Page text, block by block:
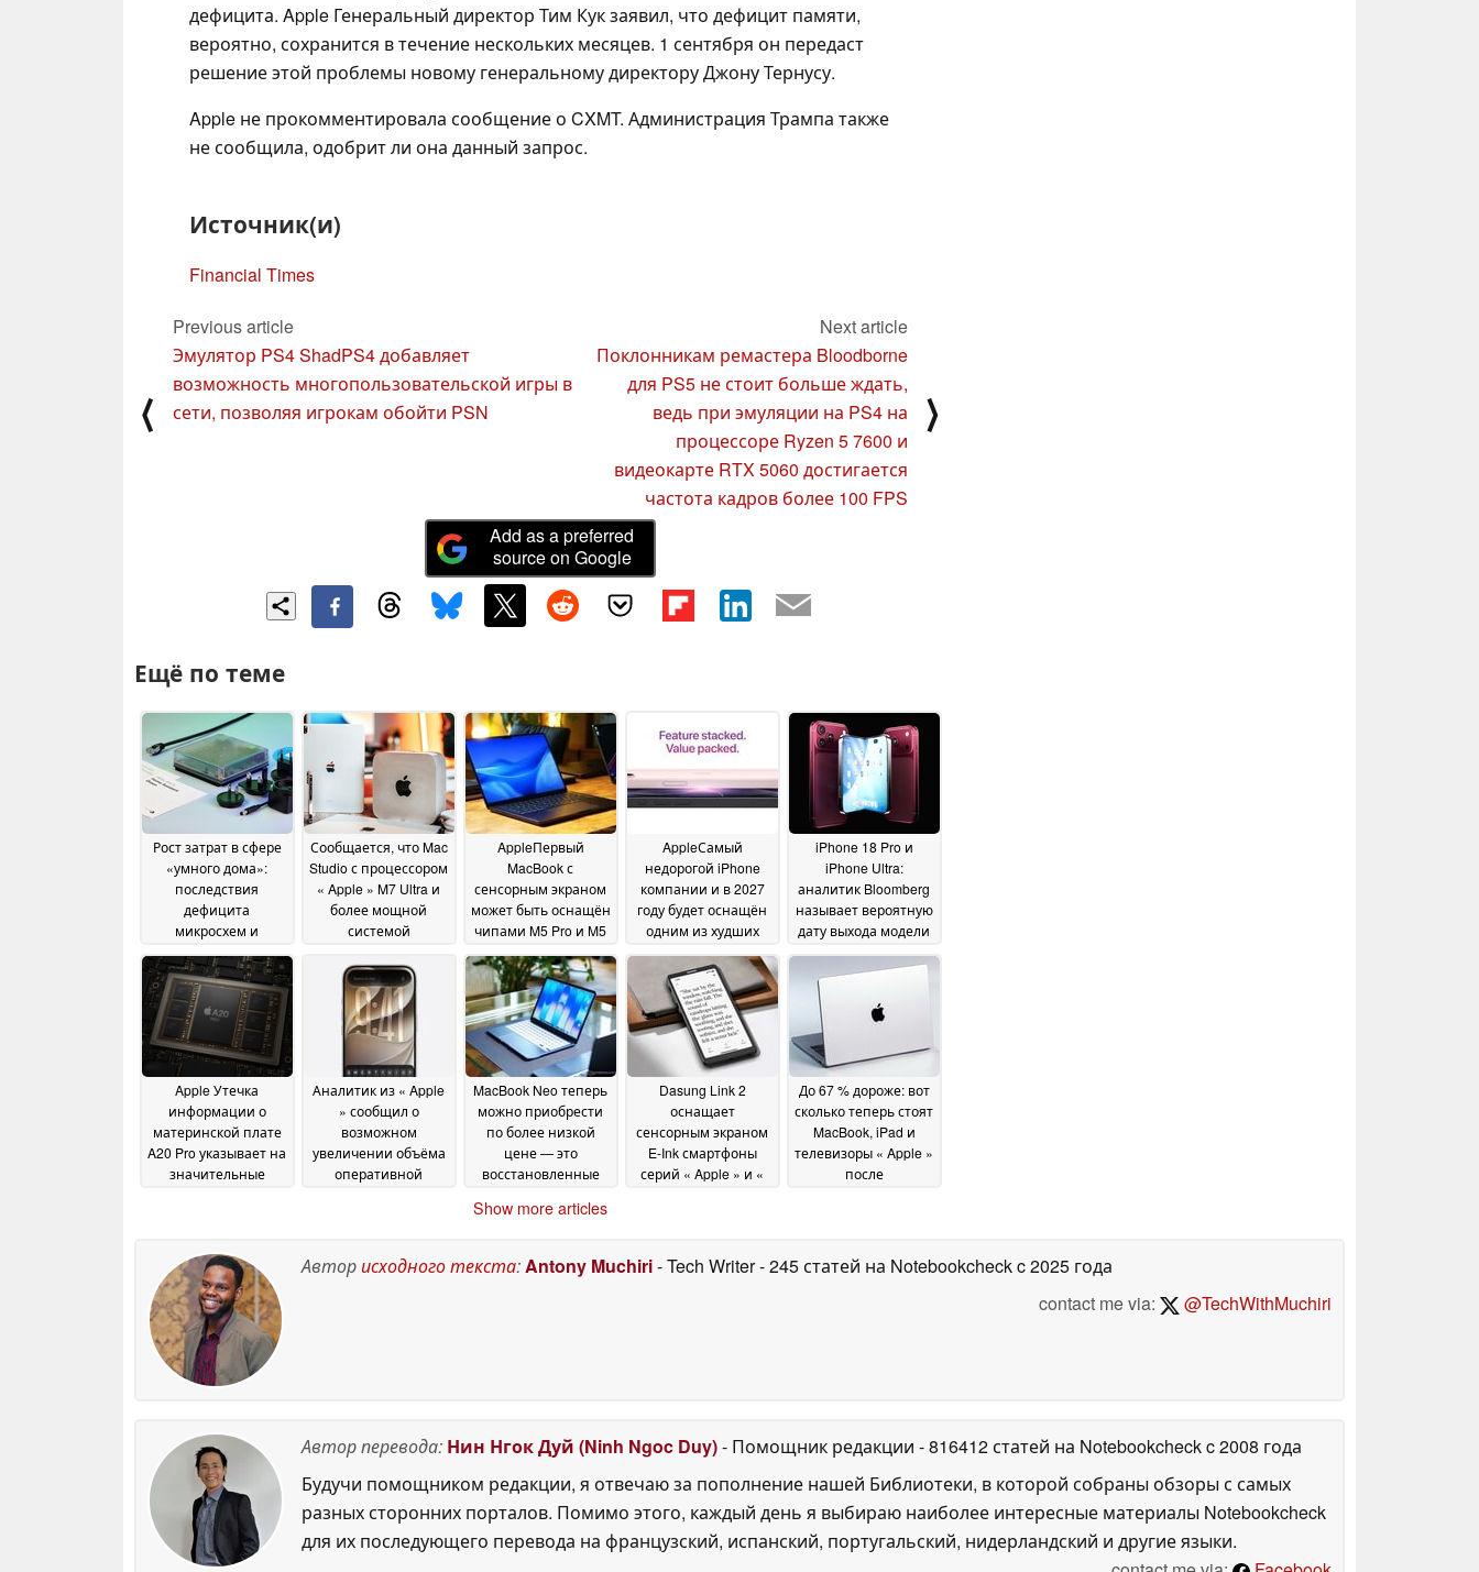
дефицита. Apple Генеральный директор Тим Кук заявил, что дефицит памяти,
вероятно, сохранится в течение нескольких месяцев. 1 сентября он передаст
решение этой проблемы новому генеральному директору Джону Тернусу.
Apple не прокомментировала сообщение о CXMT. Администрация Трампа также
не сообщила, одобрит ли она данный запрос.
Источник(и)
Financial Times
⟨
Previous article
Эмулятор PS4 ShadPS4 добавляет
возможность многопользовательской игры в
сети, позволяя игрокам обойти PSN
Next article
Поклонникам ремастера Bloodborne
для PS5 не стоит больше ждать,
ведь при эмуляции на PS4 на
процессоре Ryzen 5 7600 и
видеокарте RTX 5060 достигается
частота кадров более 100 FPS
⟩
Add as a preferred
source on Google
Ещё по теме
Рост затрат в сфере
«умного дома»:
последствия
дефицита
микросхем и
памяти10 July 2026
Сообщается, что Mac
Studio с процессором
« Apple » M7 Ultra и
более мощной
системой
на рынок через два
года после
появления модели с
процессором M5
Ultra 29 June 2026
AppleПервый
MacBook с
сенсорным экраном
может быть оснащён
чипами M5 Pro и M5
29 June 2026
AppleСамый
недорогой iPhone
компании и в 2027
году будет оснащён
одним из худших
раскрыл
технические
характеристики
iPhone 18 и iPhone Air
29 June 2026
iPhone 18 Pro и
iPhone Ultra:
аналитик Bloomberg
называет вероятную
дату выхода модели
29 June 2026
Apple Утечка
информации о
материнской плате
A20 Pro указывает на
значительные
Аналитик из « Apple
» сообщил о
возможном
увеличении объёма
оперативной
как вы думаете
MacBook Neo теперь
можно приобрести
по более низкой
цене — это
восстановленные
поставляемые
June 2026
Dasung Link 2
оснащает
сенсорным экраном
E-Ink смартфоны
серий « Apple » и «
До 67 % дороже: вот
сколько теперь стоят
MacBook, iPad и
телевизоры « Apple »
после
26 June 2026
Show more articles
Авторисходного текста:Antony Muchiri- Tech Writer- 245 статей на Notebookcheckc 2025 года
contact me via:
@TechWithMuchiri
Автор перевода: Нин Нгок Дуй (Ninh Ngoc Duy)- Помощник редакции - 816412 статей на Notebookcheckc 2008 года
Будучи помощником редакции, я отвечаю за пополнение нашей Библиотеки, в которой собраны обзоры с самых
разных сторонних порталов. Помимо этого, каждый день я выбираю наиболее интересные материалы Notebookcheck
для их последующего перевода на французский, испанский, португальский, нидерландский и другие языки.